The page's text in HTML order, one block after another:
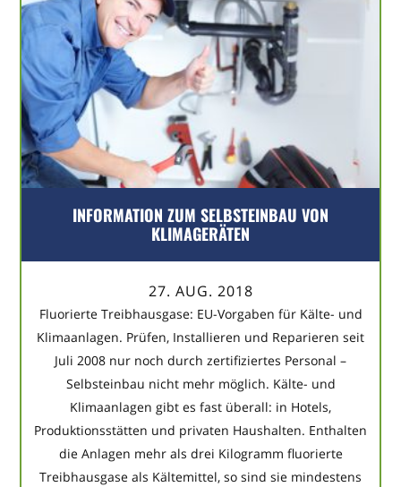
INFORMATION ZUM SELBSTEINBAU VON
KLIMAGERÄTEN
27. AUG. 2018
Fluorierte Treibhausgase: EU-Vorgaben für Kälte- und
Klimaanlagen. Prüfen, Installieren und Reparieren seit
Juli 2008 nur noch durch zertifiziertes Personal –
Selbsteinbau nicht mehr möglich. Kälte- und
Klimaanlagen gibt es fast überall: in Hotels,
Produktionsstätten und privaten Haushalten. Enthalten
die Anlagen mehr als drei Kilogramm fluorierte
Treibhausgase als Kältemittel, so sind sie mindestens